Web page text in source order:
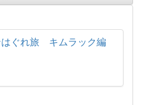
はぐれ旅 キムラック編